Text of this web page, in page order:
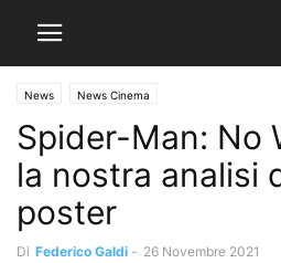
News News Cinema
Spider-Man: No
la nostra analisi
poster
Di Federico Galdi - 26 Novembre 2021